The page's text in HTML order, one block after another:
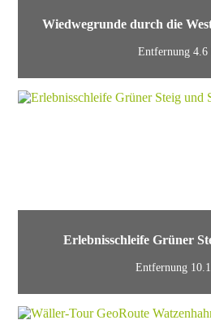
Wiedwegrunde durch die
Entfernung 4.6
Erlebnisschleife Grüner
Entfernung